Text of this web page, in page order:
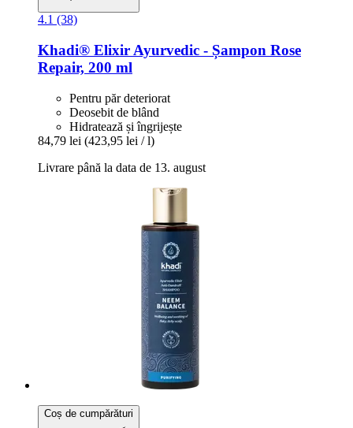
4.1 (38)
Khadi® Elixir Ayurvedic -​ Șampon Rose
Repair, 200 ml
Pentru păr deteriorat
Deosebit de blând
Hidratează și îngrijește
84,79 lei (423,95 lei / l)
Livrare până la data de 13. august
Coș de cumpărături